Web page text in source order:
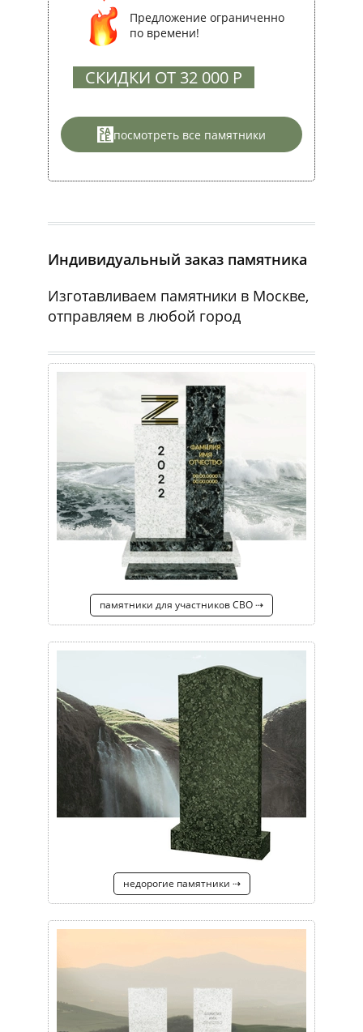
Предложение ограниченно
по времени!
СКИДКИ ОТ 32 000 Р
посмотреть все памятники
Индивидуальный заказ памятника
Изготавливаем памятники в Москве,
отправляем в любой город
памятники для участников СВО ⇢
недорогие памятники ⇢